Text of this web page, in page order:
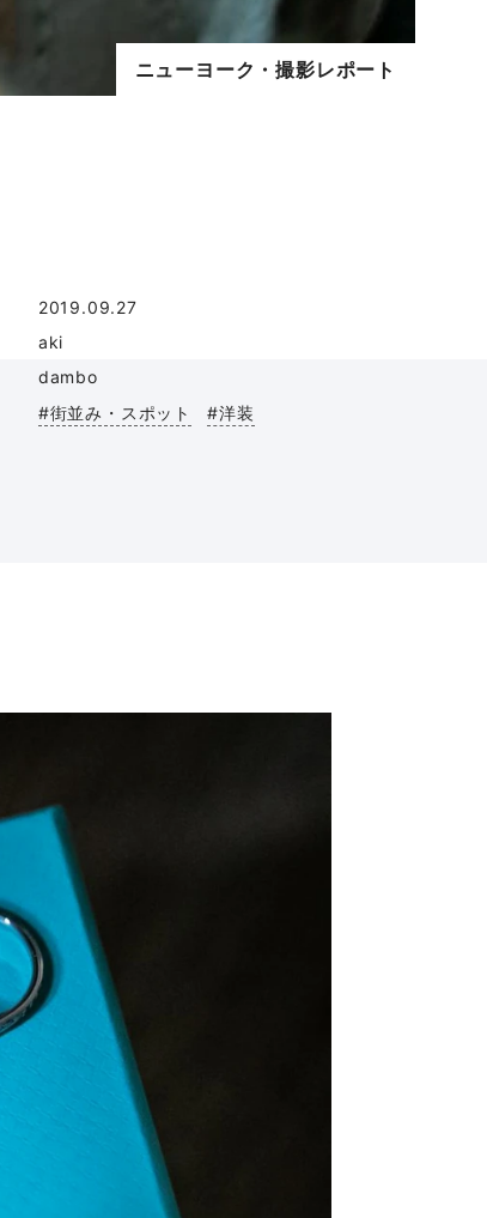
ニューヨーク・撮影レポート
2019.09.27
aki
dambo
#街並み・スポット #洋装